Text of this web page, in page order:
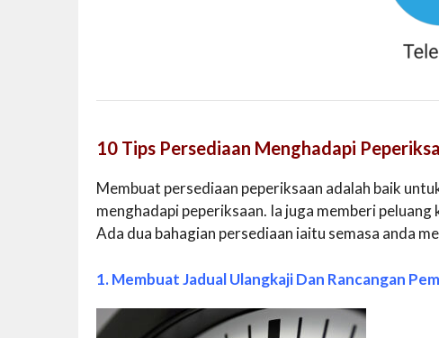
10 Tips Persediaan Menghadapi
Membuat persediaan peperiksaan adalah baik
menghadapi peperiksaan. Ia juga memberi
Ada dua bahagian persediaan iaitu semasa anda
1. Membuat Jadual Ulangkaji Dan Rancangan